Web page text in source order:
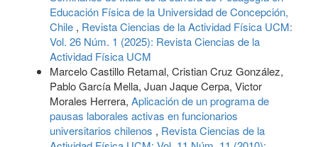
Educación Física de la Universidad de Concepción,
Chile , Revista Ciencias de la Actividad Física UCM:
Vol. 26 Núm. 1 (2025): Revista Ciencias de la
Actividad Física UCM
Marcelo Castillo Retamal, Cristian Cruz González,
Pablo García Mella, Juan Jaque Cerpa, Victor
Morales Herrera, Aplicación de un programa de
pausas laborales activas en funcionarios
universitarios chilenos , Revista Ciencias de la